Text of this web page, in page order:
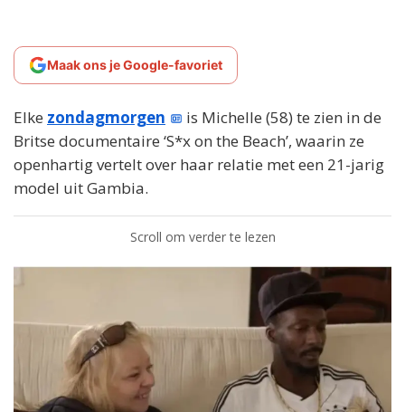
Maak ons je Google-favoriet
Elke zondagmorgen
is Michelle (58) te zien in de
Britse documentaire ‘S*x on the Beach’, waarin ze
openhartig vertelt over haar relatie met een 21-jarig
model uit Gambia.
Scroll om verder te lezen